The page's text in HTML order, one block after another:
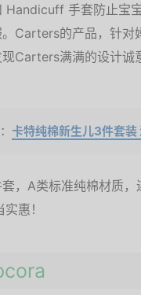
Handicuff 手套防止宝
Carters的产品，针对
Carters满满的设计诚
卡特纯棉新生儿3件套
，A类标准纯棉材质
惠！